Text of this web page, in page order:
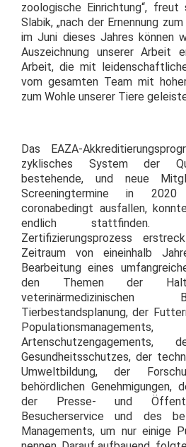
zoologische Einrichtung“,
Slabik, „nach der Ernennung
im Juni dieses Jahres können
Auszeichnung unserer Arbeit
Arbeit, die mit
vom gesamten Team mit
zum Wohle unserer Tiere
Das EAZA-
zyklisches System der
bestehende, und neue
Screeningtermine in
coronabedingt ausfallen,
endlich stattfinden.
Zertifizierungsprozess
Zeitraum von eineinhalb
Bearbeitung eines
den Themen der
Tierbestandsplanung, der
Gesundheitsschutzes, der
Umweltbildung, der
behördlichen Genehmigungen,
der Presse- und
Besucherservice und des
Managements, um nur einige